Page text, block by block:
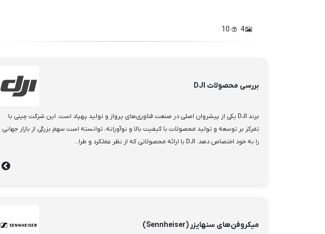
4
10
بررسی محصولات DJI
برند DJI یکی از پیشروان اصلی در صنعت فناوری‌های پرواز و تولید پهپاد است. این شرکت چینی با
تمرکز بر توسعه و تولید محصولات با کیفیت بالا و نوآورانه، توانسته است سهم بزرگی از بازار جهانی
را به خود اختصاص دهد. DJI با ارائه محصولاتی که از نظر عملکرد و طرا...
میکروفن‌های سنهایزر (Sennheiser)